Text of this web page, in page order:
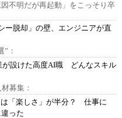
不明だが再起動」をこっそり卒
ー脱却」の壁、エンジニアが直
：
設けた高度AI職 どんなスキル
募集：
は「楽しさ」が半分？ 仕事に
った